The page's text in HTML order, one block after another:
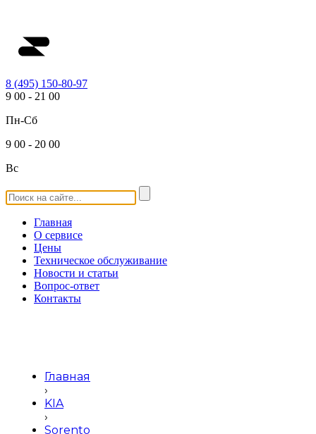
8 (495) 150-80-97
9 00 - 21 00
Пн-Сб
9 00 - 20 00
Вс
Главная
О сервисе
Цены
Техническое обслуживание
Новости и статьи
Вопрос-ответ
Контакты
Главная
›
KIA
›
Sorento